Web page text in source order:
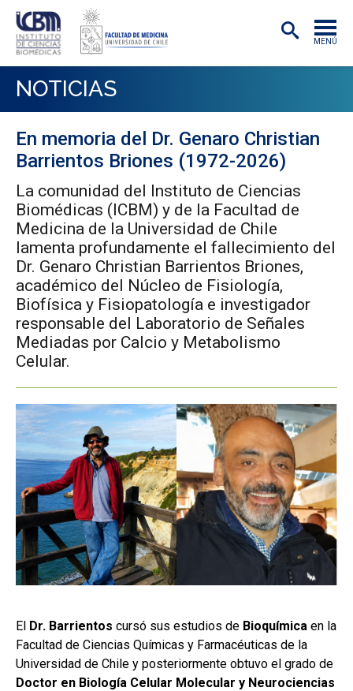
MENÚ
ACADÉMICAS/OS
INVESTIGACIÓN
POSTGRADO
PUBLICACIONES
EXTENSIÓN
NOTICIAS
En memoria del Dr. Genaro Christian
Barrientos Briones (1972-2026)
La comunidad del Instituto de Ciencias
Biomédicas (ICBM) y de la Facultad de
Medicina de la Universidad de Chile
lamenta profundamente el fallecimiento del
Dr. Genaro Christian Barrientos Briones,
académico del Núcleo de Fisiología,
Biofísica y Fisiopatología e investigador
responsable del Laboratorio de Señales
Mediadas por Calcio y Metabolismo
Celular.
El Dr. Barrientos cursó sus estudios de Bioquímica en la
Facultad de Ciencias Químicas y Farmacéuticas de la
Universidad de Chile y posteriormente obtuvo el grado de
Doctor en Biología Celular Molecular y Neurociencias